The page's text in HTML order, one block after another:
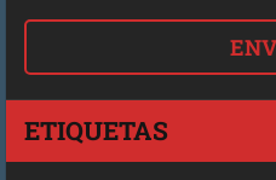
ETIQUETAS